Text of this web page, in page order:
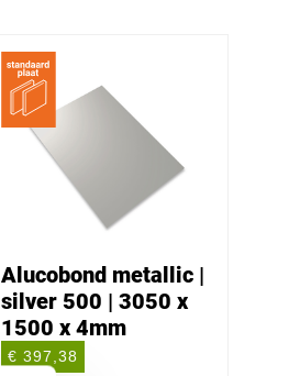
Alucobond metallic |
silver 500 | 3050 x
1500 x 4mm
€ 397,38